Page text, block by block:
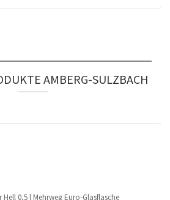
AMBERG-SULZBACH